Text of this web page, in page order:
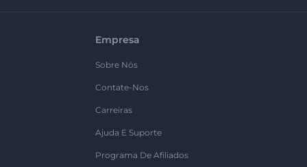
Empresa
Sobre Nós
Contate-Nos
Carreiras
Ajuda E Suporte
Programa De Afiliados